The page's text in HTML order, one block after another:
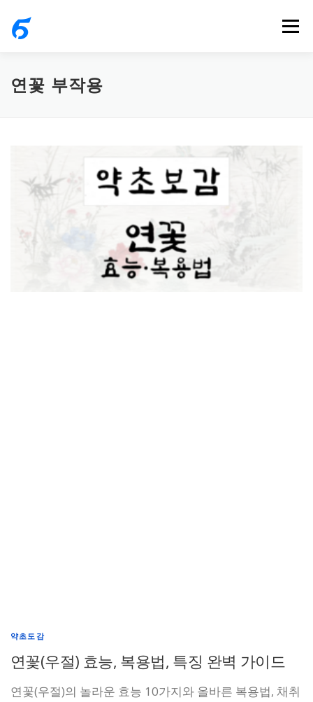
메뉴
연꽃 부작용
약초도감
연꽃(우절) 효능, 복용법, 특징 완벽 가이드
연꽃(우절)의 놀라운 효능 10가지와 올바른 복용법, 채취